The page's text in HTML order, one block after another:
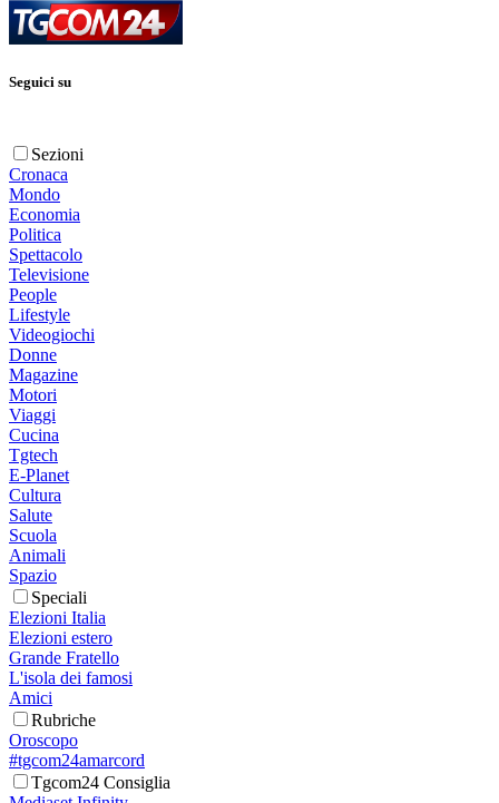
Seguici su
Sezioni
Cronaca
Mondo
Economia
Politica
Spettacolo
Televisione
People
Lifestyle
Videogiochi
Donne
Magazine
Motori
Viaggi
Cucina
Tgtech
E-Planet
Cultura
Salute
Scuola
Animali
Spazio
Speciali
Elezioni Italia
Elezioni estero
Grande Fratello
L'isola dei famosi
Amici
Rubriche
Oroscopo
#tgcom24amarcord
Tgcom24 Consiglia